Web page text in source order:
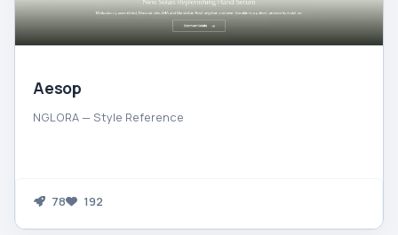
Aesop
NGLORA — Style Reference
78 192